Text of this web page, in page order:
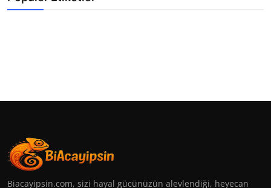
Biacayipsin.com, sizi hayal gücünüzün alevlendiği, heyecan